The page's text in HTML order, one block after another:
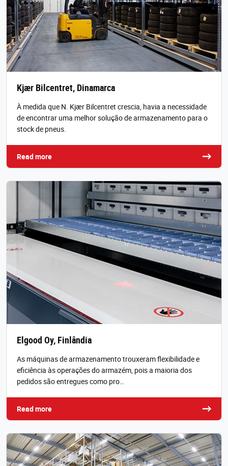
Kjær Bilcentret, Dinamarca
À medida que N. Kjær Bilcentret crescia, havia a necessidade
de encontrar uma melhor solução de armazenamento para o
stock de pneus.
Read more
Elgood Oy, Finlândia
As máquinas de armazenamento trouxeram flexibilidade e
eficiência às operações do armazém, pois a maioria dos
pedidos são entregues como pro…
Read more